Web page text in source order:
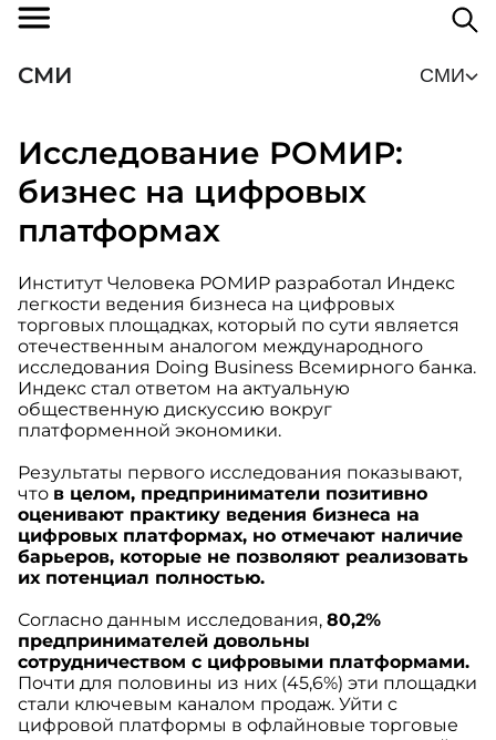
СМИ СМИ
Исследование РОМИР:
бизнес на цифровых
платформах
Институт Человека РОМИР разработал Индекс
легкости ведения бизнеса на цифровых
торговых площадках, который по сути является
отечественным аналогом международного
исследования Doing Business Всемирного банка.
Индекс стал ответом на актуальную
общественную дискуссию вокруг
платформенной экономики.
Результаты первого исследования показывают,
что в целом, предприниматели позитивно
оценивают практику ведения бизнеса на
цифровых платформах, но отмечают наличие
барьеров, которые не позволяют реализовать
их потенциал полностью.
Согласно данным исследования, 80,2%
предпринимателей довольны
сотрудничеством с цифровыми платформами.
Почти для половины из них (45,6%) эти площадки
стали ключевым каналом продаж. Уйти с
цифровой платформы в офлайновые торговые